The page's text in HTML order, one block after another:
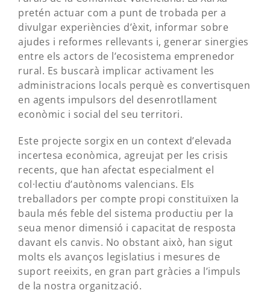
pretén actuar com a punt de trobada per a
divulgar experiències d’èxit, informar sobre
ajudes i reformes rellevants i, generar sinergies
entre els actors de l’ecosistema emprenedor
rural. Es buscarà implicar activament les
administracions locals perquè es convertisquen
en agents impulsors del desenrotllament
econòmic i social del seu territori.
Este projecte sorgix en un context d’elevada
incertesa econòmica, agreujat per les crisis
recents, que han afectat especialment el
col·lectiu d’autònoms valencians. Els
treballadors per compte propi constituïxen la
baula més feble del sistema productiu per la
seua menor dimensió i capacitat de resposta
davant els canvis. No obstant això, han sigut
molts els avanços legislatius i mesures de
suport reeixits, en gran part gràcies a l’impuls
de la nostra organització.